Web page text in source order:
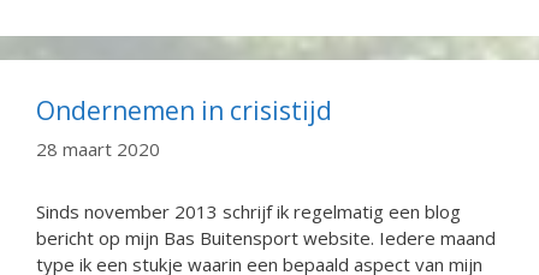
Ondernemen in crisistijd
28 maart 2020
Sinds november 2013 schrijf ik regelmatig een blog
bericht op mijn Bas Buitensport website. Iedere maand
type ik een stukje waarin een bepaald aspect van mijn